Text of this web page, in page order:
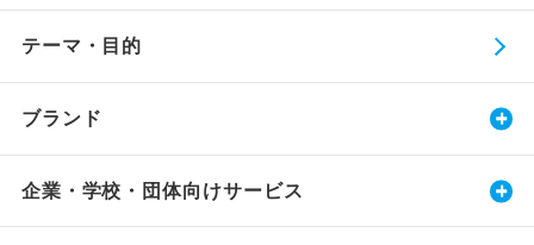
テーマ・目的
ブランド
企業・学校・団体向けサービス